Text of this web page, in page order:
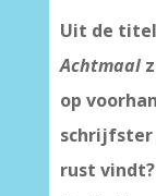
Uit de titel
Achtmaal
op
schrijfster
rust vindt?